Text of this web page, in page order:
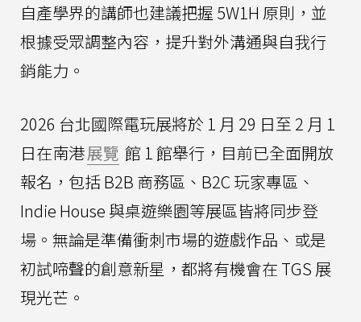
自產學界的講師也建議把握 5W1H 原則，並
根據受眾調整內容，提升對外溝通與自我行
銷能力。
2026 台北國際電玩展將於 1 月 29 日至 2 月 1
日在南港展覽 館 1 館舉行，目前已全面開放
報名，包括 B2B 商務區、B2C 玩家專區、
Indie House 與桌遊樂園等展區皆將同步登
場。無論是準備衝刺市場的遊戲作品、或是
初試啼聲的創意新星，都將有機會在 TGS 展
現光芒。